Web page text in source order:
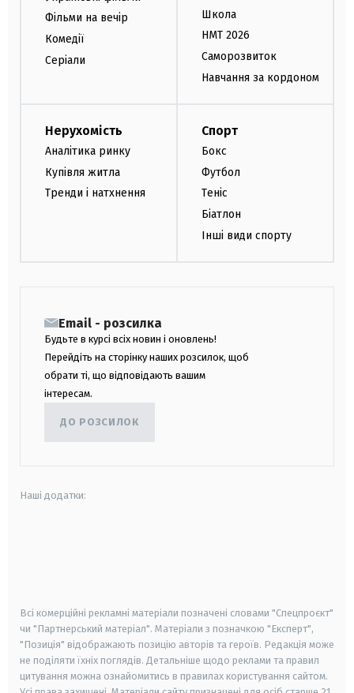
Фільми на вечір
Комедії
Серіали
Школа
НМТ 2026
Саморозвиток
Навчання за кордоном
Нерухомість
Аналітика ринку
Купівля житла
Тренди і натхнення
Спорт
Бокс
Футбол
Теніс
Біатлон
Інші види спорту
Email - розсилка
Будьте в курсі всіх новин і оновлень!
Перейдіть на сторінку наших розсилок, щоб
обрати ті, що відповідають вашим
інтересам.
ДО РОЗСИЛОК
Наші додатки:
Всі комерційні рекламні матеріали позначені словами "Спецпроєкт"
чи "Партнерський матеріал". Матеріали з позначкою "Експерт",
"Позиція" відображають позицію авторів та героїв. Редакція може
не поділяти їхніх поглядів. Детальніше щодо реклами та правил
цитування можна ознайомитись в правилах користування сайтом.